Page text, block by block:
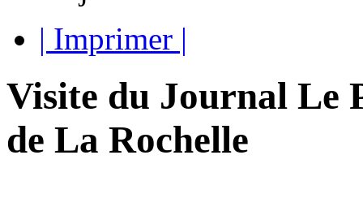
| Imprimer |
Visite du Journal Le
de La Rochelle